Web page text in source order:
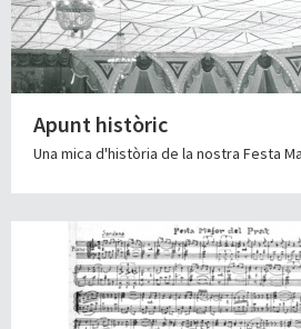
Apunt històric
Una mica d'història de la nostra Festa